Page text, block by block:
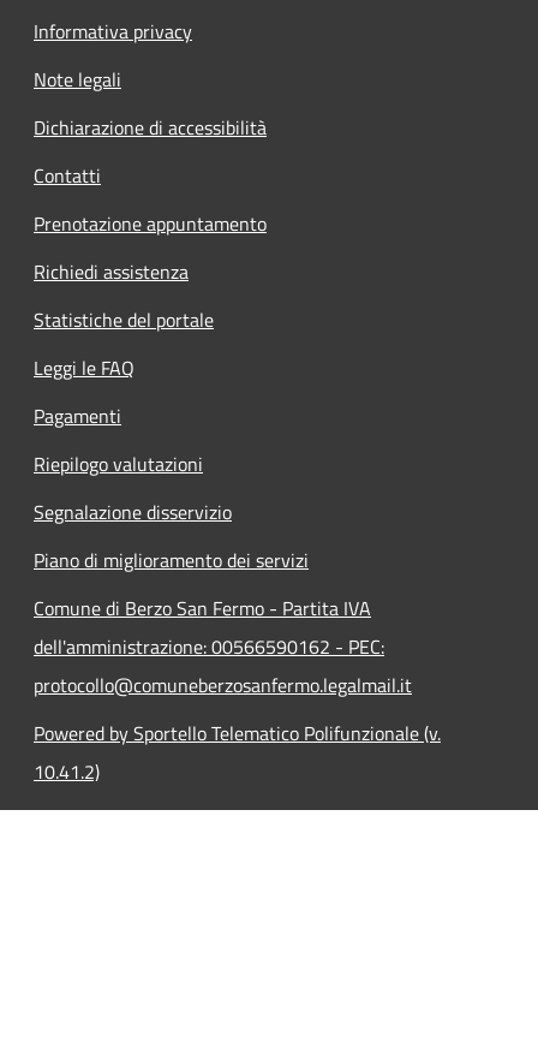
Informativa privacy
Note legali
Dichiarazione di accessibilità
Contatti
Prenotazione appuntamento
Richiedi assistenza
Statistiche del portale
Leggi le FAQ
Pagamenti
Riepilogo valutazioni
Segnalazione disservizio
Piano di miglioramento dei servizi
Comune di Berzo San Fermo - Partita IVA
dell'amministrazione: 00566590162 - PEC:
protocollo@comuneberzosanfermo.legalmail.it
Powered by Sportello Telematico Polifunzionale (v.
10.41.2)